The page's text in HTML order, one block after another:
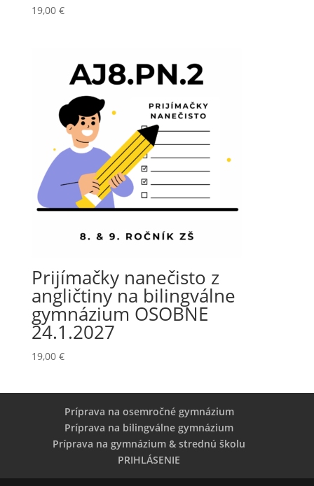
19,00 €
Prijímačky nanečisto z
angličtiny na bilingválne
gymnázium OSOBNE
24.1.2027
19,00 €
Príprava na osemročné gymnázium
Príprava na bilingválne gymnázium
Príprava na gymnázium & strednú školu
PRIHLÁSENIE